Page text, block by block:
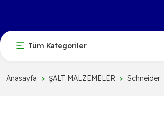
Tüm Kategoriler
Anasayfa ŞALT MALZEMELER Schneider